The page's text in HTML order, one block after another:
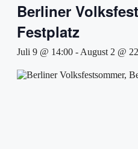
Berliner
Festplatz
Juli 9 @ 14:00 - August 2 @